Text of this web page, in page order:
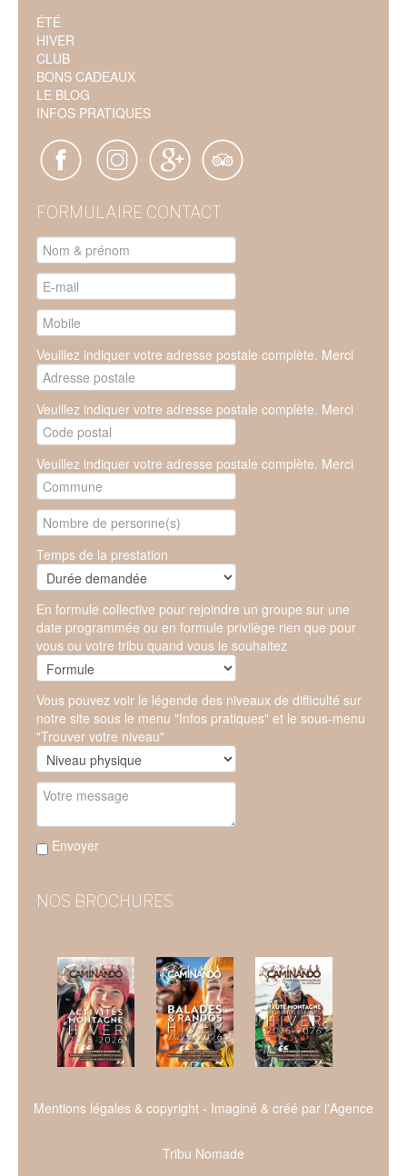
ÉTÉ
HIVER
CLUB
BONS CADEAUX
LE BLOG
INFOS PRATIQUES
FORMULAIRE CONTACT
Veuillez indiquer votre adresse postale complète. Merci
Veuillez indiquer votre adresse postale complète. Merci
Veuillez indiquer votre adresse postale complète. Merci
Temps de la prestation
En formule collective pour rejoindre un groupe sur une
date programmée ou en formule privilège rien que pour
vous ou votre tribu quand vous le souhaitez
Vous pouvez voir le légende des niveaux de difficulté sur
notre site sous le menu "Infos pratiques" et le sous-menu
"Trouver votre niveau"
Envoyer
NOS BROCHURES
Mentions légales & copyright - Imaginé & créé par l'Agence
Tribu Nomade